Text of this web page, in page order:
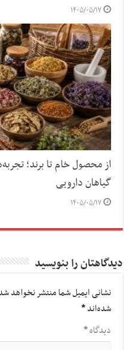
۱۴۰۵/۰۵/۱۷
از محصول خام تا برند؛
گیاهان دارویی
۱۴۰۵/۰۵/۱۷
دیدگاهتان را بنویسید
نشانی ایمیل شما منتشر نخواهد
شده‌اند*
دیدگاه*